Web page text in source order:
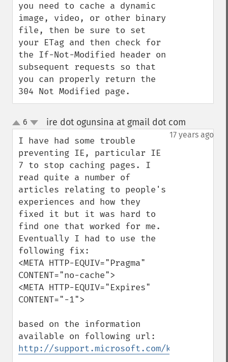
you need to cache a dynamic
image, video, or other binary
file, then be sure to set
your ETag and then check for
the If-Not-Modified header on
subsequent requests so that
you can properly return the
304 Not Modified page.
up
down
6 ire dot ogunsina at gmail dot com
17 years ago
I have had some trouble
preventing IE, particular IE
7 to stop caching pages. I
read quite a number of
articles relating to people's
experiences and how they
fixed it but it was hard to
find one that worked for me.
Eventually I had to use the
following fix:
<META HTTP-EQUIV="Pragma"
CONTENT="no-cache">
<META HTTP-EQUIV="Expires"
CONTENT="-1">
based on the information
http://support.microsoft.com/kb/234067